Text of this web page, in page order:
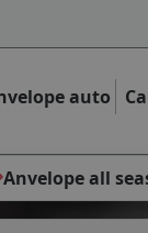
auto
Anvelope all